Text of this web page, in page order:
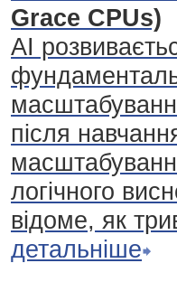
Grace CPUs)
AI
після
логічного
відоме, як
детальніше